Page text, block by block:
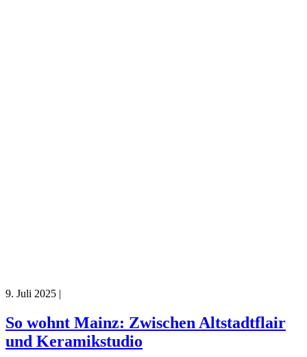
9. Juli 2025 |
So wohnt Mainz: Zwischen Altstadtflair
und Keramikstudio